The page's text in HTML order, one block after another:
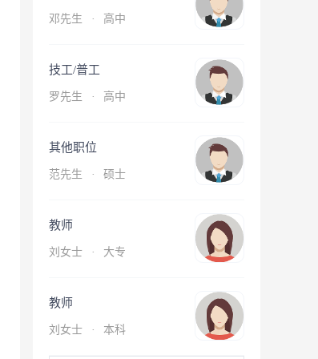
邓先生 · 高中
技工/普工
罗先生 · 高中
其他职位
范先生 · 硕士
教师
刘女士 · 大专
教师
刘女士 · 本科